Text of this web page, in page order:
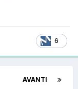
6
AVANTI